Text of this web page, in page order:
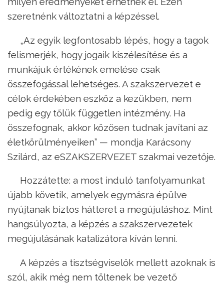
szeretnénk változtatni a képzéssel.
„Az egyik legfontosabb lépés, hogy a tagok
felismerjék, hogy jogaik kiszélesítése és a
munkájuk értékének emelése csak
összefogással lehetséges. A szakszervezet e
célok érdekében eszköz a kezükben, nem
pedig egy tőlük független intézmény. Ha
összefognak, akkor közösen tudnak javítani az
életkörülményeiken” — mondja Karácsony
Szilárd, az eSZAKSZERVEZET szakmai vezetője.
Hozzátette: a most induló tanfolyamunkat
újabb követik, amelyek egymásra épülve
nyújtanak biztos hátteret a megújuláshoz. Mint
hangsúlyozta, a képzés a szakszervezetek
megújulásának katalizátora kíván lenni.
A képzés a tisztségviselők mellett azoknak is
szól, akik még nem töltenek be vezető